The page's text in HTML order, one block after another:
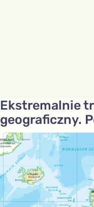
Ekstremalnie
geograficzny.